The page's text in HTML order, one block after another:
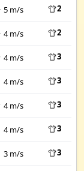
5 m/s 2
4 m/s 2
4 m/s 3
4 m/s 3
4 m/s 3
4 m/s 3
3 m/s 3